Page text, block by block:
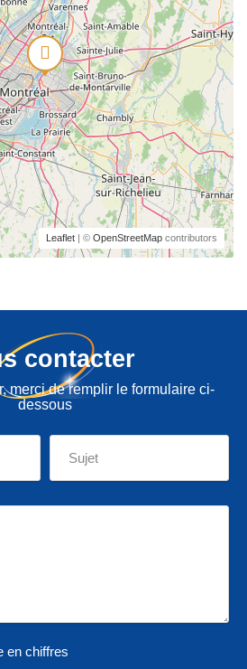
Leaflet | © OpenStreetMap contributors
contacter
merci de remplir le formulaire ci-
dessous
en chiffres